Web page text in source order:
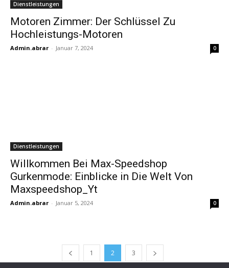
Dienstleistungen
Motoren Zimmer: Der Schlüssel Zu
Hochleistungs-Motoren
Admin.abrar - Januar 7, 2024 0
Dienstleistungen
Willkommen Bei Max-Speedshop
Gurkenmode: Einblicke in Die Welt Von
Maxspeedshop_Yt
Admin.abrar - Januar 5, 2024 0
1 2 3